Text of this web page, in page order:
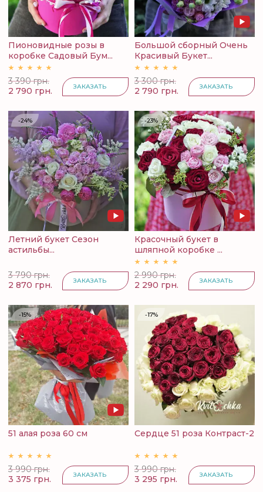
Пионовидные розы в
коробке Садовый Бум...
3 390 грн.
2 790 грн.
ЗАКАЗАТЬ
Большой сборный Очень
Красивый Букет...
3 300 грн.
2 790 грн.
ЗАКАЗАТЬ
-24%
Летний букет Сезон
астильбы...
3 790 грн.
2 870 грн.
ЗАКАЗАТЬ
-23%
Красочный букет в
шляпной коробке ...
2 990 грн.
2 290 грн.
ЗАКАЗАТЬ
-15%
51 алая роза 60 см
3 990 грн.
3 375 грн.
ЗАКАЗАТЬ
-17%
Сердце 51 роза Контраст-2
3 990 грн.
3 295 грн.
ЗАКАЗАТЬ